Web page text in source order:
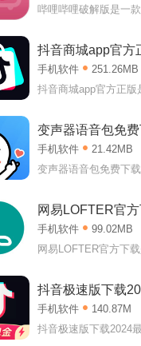
嗯，怎么说的也会有
是基本得到满足了!
哔哩哔哩破解版是一
内直接登入即可获得
种视频随心看，软件内
元番剧，可以说是喜欢
福音。感兴趣的朋友
抖音商城app官方
手机软件
251.26MB
抖音商城app官方正版
正版拥有海量的商品
喝的玩的用的都有，价
多种分类让大家可以更
己需要的想要的商品
的操作，对于玩转智能
定没有丝毫难度!
变声器语音包免
手机软件
21.42MB
变声器语音包免费下
费下载专门为游戏打造
骗属性，但是能够让大
直线上升呢!不管是从
上还是从队友的热情
网易LOFTER官
手机软件
99.02MB
网易LOFTER官方下
是说，网易LOFTER官
各位可以轻松找到各
区，二次元、影视、旅
的都可以找到，许多
抖音极速版下载
装
手机软件
140.87M
抖音极速版下载2024